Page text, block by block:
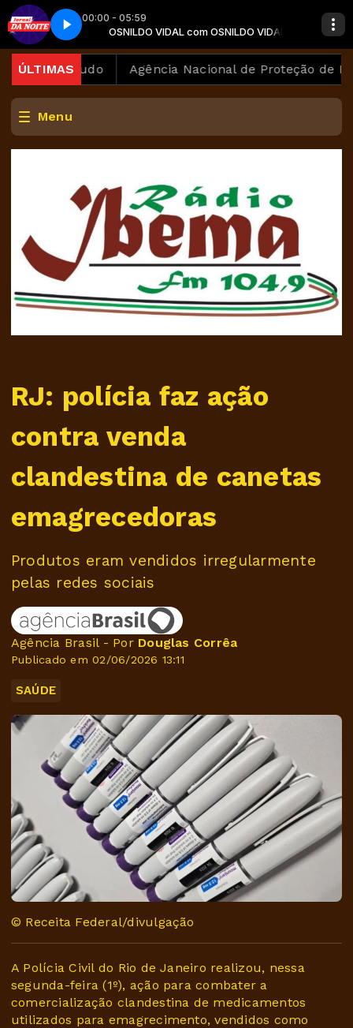
00:00 - 05:59
VIDAL OSNILDO VIDAL com OSNILDO VIDAL
Jornal da Noite - Parte 1
ÚLTIMAS
estudo Agência Nacional de Proteção de Dados
Menu
RJ: polícia faz ação
contra venda
clandestina de canetas
emagrecedoras
Produtos eram vendidos irregularmente
pelas redes sociais
Agência Brasil - Por Douglas Corrêa
Publicado em 02/06/2026 13:11
SAÚDE
© Receita Federal/divulgação
A Polícia Civil do Rio de Janeiro realizou, nessa
segunda-feira (1º), ação para combater a
comercialização clandestina de medicamentos
utilizados para emagrecimento, vendidos como